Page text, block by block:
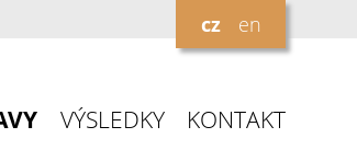
cz en
VÝSLEDKY KONTAKT